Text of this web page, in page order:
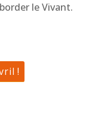
le Vivant.
!